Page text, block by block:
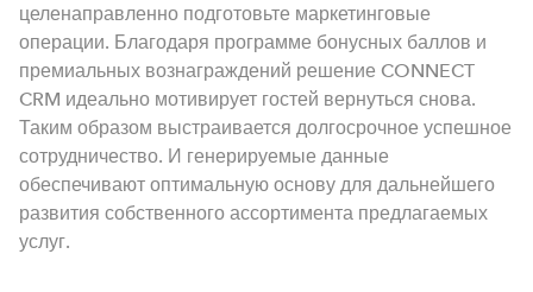
целенаправленно подготовьте маркетинговые
операции. Благодаря программе бонусных баллов и
премиальных вознаграждений решение CONNECT
CRM идеально мотивирует гостей вернуться снова.
Таким образом выстраивается долгосрочное успешное
сотрудничество. И генерируемые данные
обеспечивают оптимальную основу для дальнейшего
развития собственного ассортимента предлагаемых
услуг.